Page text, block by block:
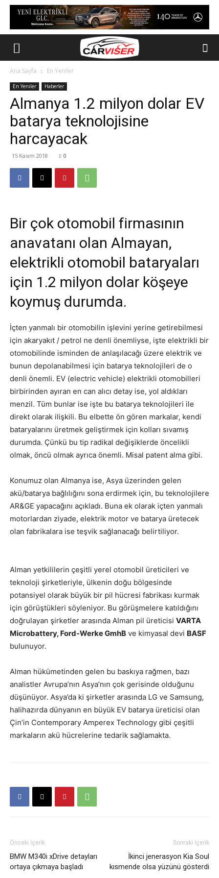
Ana Sayfa En Yeniler
En Yeniler Haberler
Almanya 1.2 milyon dolar EV
batarya teknolojisine
harcayacak
15 Kasım 2018 0
Bir çok otomobil firmasının
anavatanı olan Almayan,
elektrikli otomobil bataryaları
için 1.2 milyon dolar köşeye
koymuş durumda.
İçten yanmalı bir otomobilin işlevini yerine getirebilmesi
için akaryakıt / petrol ne denli önemliyse, işte elektrikli bir
otomobilinde isminden de anlaşılacağı üzere elektrik ve
bunun depolanabilmesi için batarya teknolojileri de o
denli önemli. EV (electric vehicle) elektrikli otomobilleri
birbirinden ayıran en can alıcı detay ise, yol aldıkları
menzil. Tüm bunlar ise işte bu batarya teknolojileri ile
direkt olarak ilişkili. Bu elbette ön gören markalar, kendi
bataryalarını üretmek geliştirmek için kolları sıvamış
durumda. Çünkü bu tip radikal değişiklerde öncelikli
olmak, öncü olmak ayrıca önemli. Misal patent alma gibi.
Konumuz olan Almanya ise, Asya üzerinden gelen
akü/batarya bağlılığını sona erdirmek için, bu teknolojilere
AR&GE yapacağını açıkladı. Buna ek olarak içten yanmalı
motorlardan ziyade, elektrik motor ve batarya üretecek
olan fabrikalara ise teşvik sağlanacağı belirtiliyor.
Alman yetkililerin çeşitli yerel otomobil üreticileri ve
teknoloji şirketleriyle, ülkenin doğu bölgesinde
potansiyel olarak büyük bir pil hücresi fabrikası kurmak
için görüştükleri söyleniyor. Bu görüşmelere katıldığını
doğrulayan şirketler arasında Alman pil üreticisi VARTA
Microbattery, Ford-Werke GmhB ve kimyasal devi BASF
bulunuyor.
Alman hükümetinden gelen bu baskıya rağmen, bazı
analistler Avrupa’nın Asya’nın çok gerisinde olduğunu
düşünüyor. Asya’da ki şirketler arasında LG ve Samsung,
halihazırda dünyanın en büyük EV batarya üreticisi olan
Çin’in Contemporary Amperex Technology gibi çeşitli
markaların akü hücrelerine tedarik sağlamakta.
Önceki İçerik
BMW M340i xDrive detayları
ortaya çıkmaya başladı
Sonraki İçerik
İkinci jenerasyon Kia Soul
kısmende olsa yüzünü gösterdi